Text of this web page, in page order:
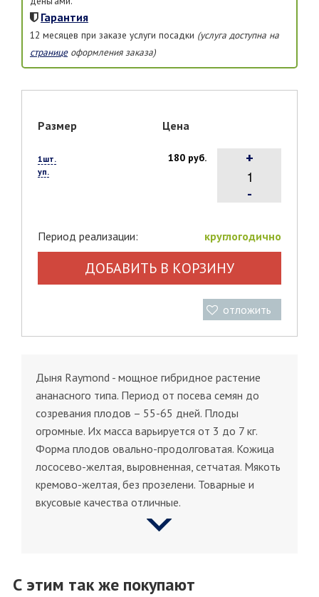
Гарантия
12 месяцев при заказе услуги посадки (услуга доступна на
страницеоформления заказа)
Размер Цена
1шт.
уп.
180 руб.
-
+
Период реализации: круглогодично
ДОБАВИТЬ В КОРЗИНУ
отложить
Дыня Raymond - мощное гибридное растение
ананасного типа. Период от посева семян до
созревания плодов – 55-65 дней. Плоды
огромные. Их масса варьируется от 3 до 7 кг.
Форма плодов овально-продолговатая. Кожица
лососево-желтая, выровненная, сетчатая. Мякоть
кремово-желтая, без прозелени. Товарные и
вкусовые качества отличные.
С этим так же покупают